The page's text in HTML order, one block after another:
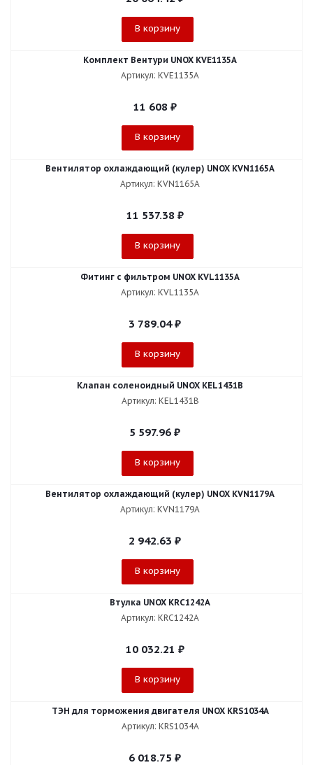
В корзину
Комплект Вентури UNOX KVE1135A
Артикул: KVE1135A
11 608₽
В корзину
Вентилятор охлаждающий (кулер) UNOX KVN1165A
Артикул: KVN1165A
11 537.38₽
В корзину
Фитинг с фильтром UNOX KVL1135A
Артикул: KVL1135A
3 789.04₽
В корзину
Клапан соленоидный UNOX KEL1431B
Артикул: KEL1431B
5 597.96 ₽
В корзину
Вентилятор охлаждающий (кулер) UNOX KVN1179A
Артикул: KVN1179A
2 942.63 ₽
В корзину
Втулка UNOX KRC1242A
Артикул: KRC1242A
10 032.21 ₽
В корзину
ТЭН для торможения двигателя UNOX KRS1034A
Артикул: KRS1034A
6 018.75 ₽